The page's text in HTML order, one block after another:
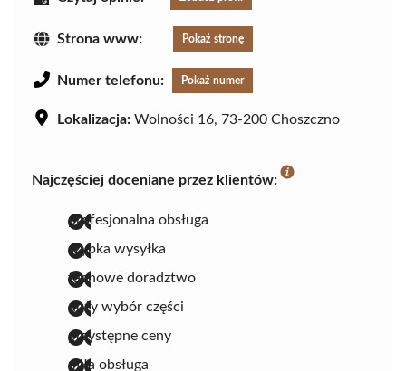
Strona www: Pokaż stronę
Numer telefonu: Pokaż numer
Lokalizacja: Wolności 16, 73-200 Choszczno
Najczęściej doceniane przez klientów:
profesjonalna obsługa
szybka wysyłka
fachowe doradztwo
duży wybór części
przystępne ceny
miła obsługa